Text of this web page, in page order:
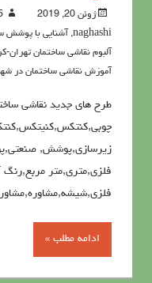
ژوئن 20, 2019 5نکته
naghashi
, آشنايي با پوشش
آلبوم نقاشی ساختمان تهران-
آموزش نقاشی ساختمان در
طرح های جدید نقاشی
زیرسازی,پوشش,
فلزی,متری,متر مربع,رنگ
ادامه مطلب »